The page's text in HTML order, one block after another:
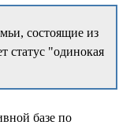
состоящие из
статус "одинокая
базе по